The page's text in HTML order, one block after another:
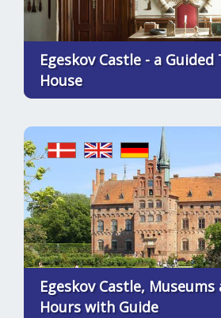
Egeskov Castle - a
House
Egeskov Castle, Museums
Hours with Guide